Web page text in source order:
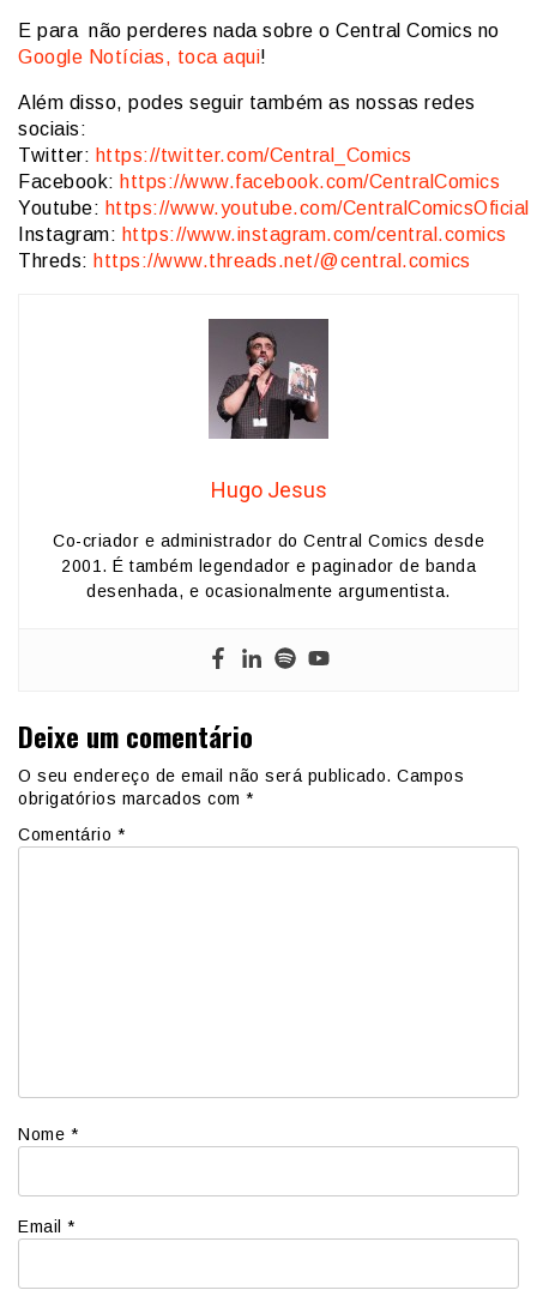
E para não perderes nada sobre o Central Comics no
Google Notícias, toca aqui!
Além disso, podes seguir também as nossas redes
sociais:
Twitter: https://twitter.com/Central_Comics
Facebook: https://www.facebook.com/CentralComics
Youtube: https://www.youtube.com/CentralComicsOficial
Instagram: https://www.instagram.com/central.comics
Threds: https://www.threads.net/@central.comics
Hugo Jesus
Co-criador e administrador do Central Comics desde
2001. É também legendador e paginador de banda
desenhada, e ocasionalmente argumentista.
Deixe um comentário
O seu endereço de email não será publicado. Campos
obrigatórios marcados com *
Comentário *
Nome *
Email *